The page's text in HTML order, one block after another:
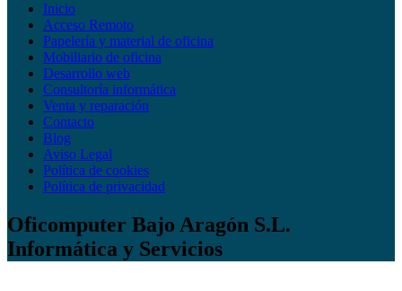
Inicio
Acceso Remoto
Papelería y material de oficina
Mobiliario de oficina
Desarrollo web
Consultoría informática
Venta y reparación
Contacto
Blog
Aviso Legal
Política de cookies
Política de privacidad
Oficomputer Bajo Aragón S.L.
Informática y Servicios